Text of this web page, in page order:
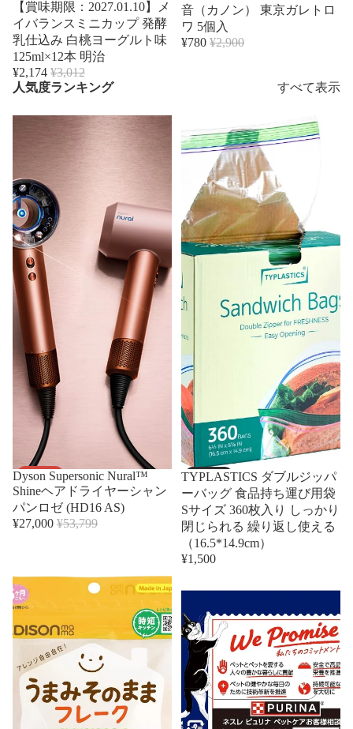
【賞味期限：2027.01.10】メ
イバランスミニカップ 発酵
乳仕込み 白桃ヨーグルト味
125ml×12本 明治
¥2,174 ¥3,012
音（カノン） 東京ガレトロ
ワ 5個入
¥780 ¥2,900
人気度ランキング すべて表示
セール
Dyson Supersonic Nural™
Shineヘアドライヤーシャン
パンロゼ (HD16 AS)
¥27,000 ¥53,799
売り切れ
TYPLASTICS ダブルジッパ
ーバッグ 食品持ち運び用袋
Sサイズ 360枚入り しっかり
閉じられる 繰り返し使える
（16.5*14.9cm）
¥1,500